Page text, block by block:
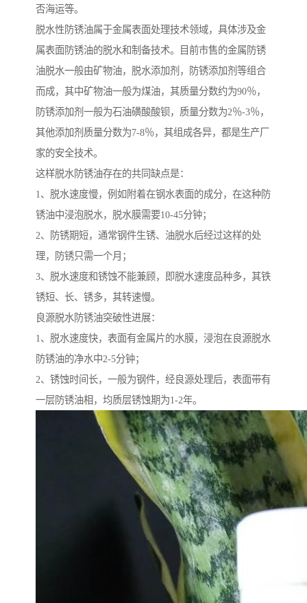
否海运等。
脱水性防锈油属于金属表面处理技术领域，具体涉及金
属表面防锈油的脱水和制备技术。目前市售的金属防锈
油脱水一般由矿物油，脱水添加剂，防锈添加剂等组合
而成，其中矿物油一般为煤油，其质量分数约为90％，
防锈添加剂一般为石油磺酸酸钡，质量分数为2％-3％，
其他添加剂质量分数为7-8％，其组成各异，都是生产厂
家的安全技术。
这样脱水防锈油存在的共同缺点是：
1、脱水速度慢，例如附着在钢水表面的成分，在这种防
锈油中浸泡脱水，脱水膜需要10-45分钟；
2、防锈期短，通常钢件生锈、油脱水后经过这样的处
理，防锈只需一个月；
3、脱水速度和锈蚀不能兼顾，即脱水速度品种多，其铁
锈短、长、锈多，其转速慢。
良源脱水防锈油突破性进展：
1、脱水速度快，表面有金属片的水膜，浸泡在良源脱水
防锈油的净水中2-5分钟；
2、锈蚀时间长，一般为钢件，经良源处理后，表面带有
一层防锈油相，均质层锈蚀期为1-2年。